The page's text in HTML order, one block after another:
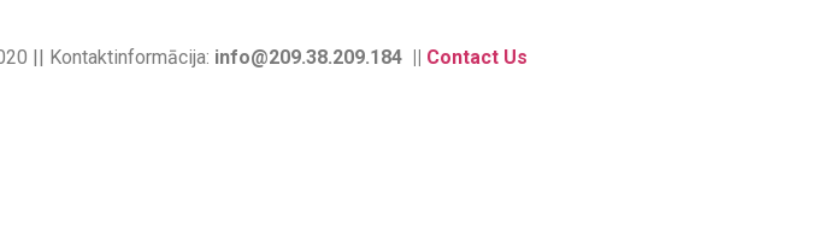
|| Kontaktinformācija: info@209.38.209.184 || Contact Us